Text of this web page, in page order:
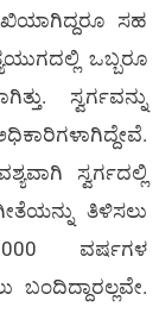
ಸಹ
ಒಬ್ಬರೂ
ಸ್ವರ್ಗವನ್ನು
ಸ್ವರ್ಗದಲ್ಲಿ
ತಿಳಿಸಲು
ವರ್ಷಗಳ